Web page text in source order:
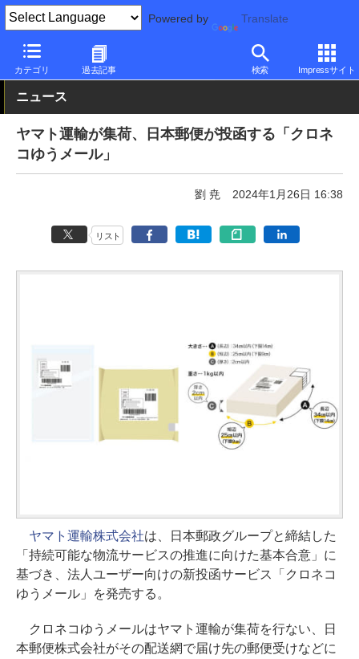
Powered by Translate
カテゴリ 過去記事 検索 Impressサイト
PC Watch 市場 サービス
ニュース
ヤマト運輸が集荷、日本郵便が投函する「クロネ
コゆうメール」
劉 尭 2024年1月26日 16:38
リスト
ヤマト運輸株式会社は、日本郵政グループと締結した
「持続可能な物流サービスの推進に向けた基本合意」に
基づき、法人ユーザー向けの新投函サービス「クロネコ
ゆうメール」を発売する。
クロネコゆうメールはヤマト運輸が集荷を行ない、日
本郵便株式会社がその配送網で届け先の郵便受けなどに